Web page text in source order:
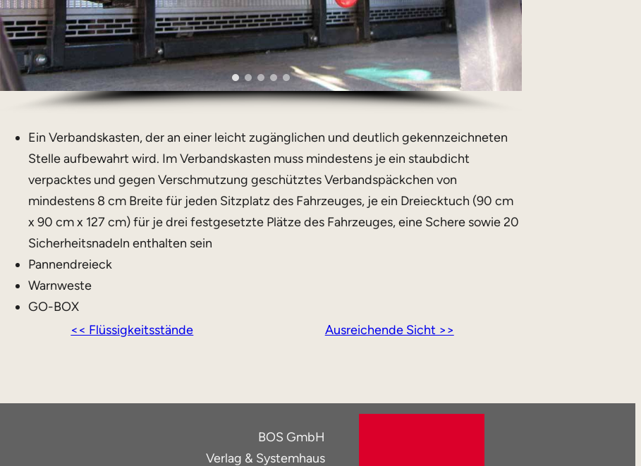
Ein Verbandskasten, der an einer leicht zugänglichen und deutlich gekennzeichneten
Stelle aufbewahrt wird. Im Verbandskasten muss mindestens je ein staubdicht
verpacktes und gegen Verschmutzung geschütztes Verbandspäckchen von
mindestens 8 cm Breite für jeden Sitzplatz des Fahrzeuges, je ein Dreiecktuch (90 cm
x 90 cm x 127 cm) für je drei festgesetzte Plätze des Fahrzeuges, eine Schere sowie 20
Sicherheitsnadeln enthalten sein
Pannendreieck
Warnweste
GO-BOX
<< Flüssigkeitsstände
Ausreichende Sicht >>
BOS GmbH
Verlag & Systemhaus